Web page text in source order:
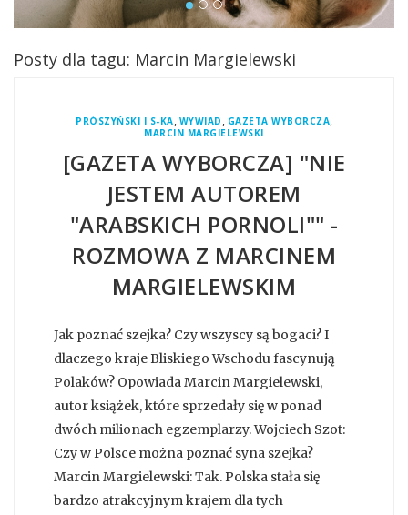
Posty dla tagu: Marcin Margielewski
PRÓSZYŃSKI I S-KA, WYWIAD , GAZETA WYBORCZA,
MARCIN MARGIELEWSKI
[GAZETA WYBORCZA] "NIE
JESTEM AUTOREM
"ARABSKICH PORNOLI"" -
ROZMOWA Z MARCINEM
MARGIELEWSKIM
Jak poznać szejka? Czy wszyscy są bogaci? I
dlaczego kraje Bliskiego Wschodu fascynują
Polaków? Opowiada Marcin Margielewski,
autor książek, które sprzedały się w ponad
dwóch milionach egzemplarzy. Wojciech Szot:
Czy w Polsce można poznać syna szejka?
Marcin Margielewski: Tak. Polska stała się
bardzo atrakcyjnym krajem dla tych